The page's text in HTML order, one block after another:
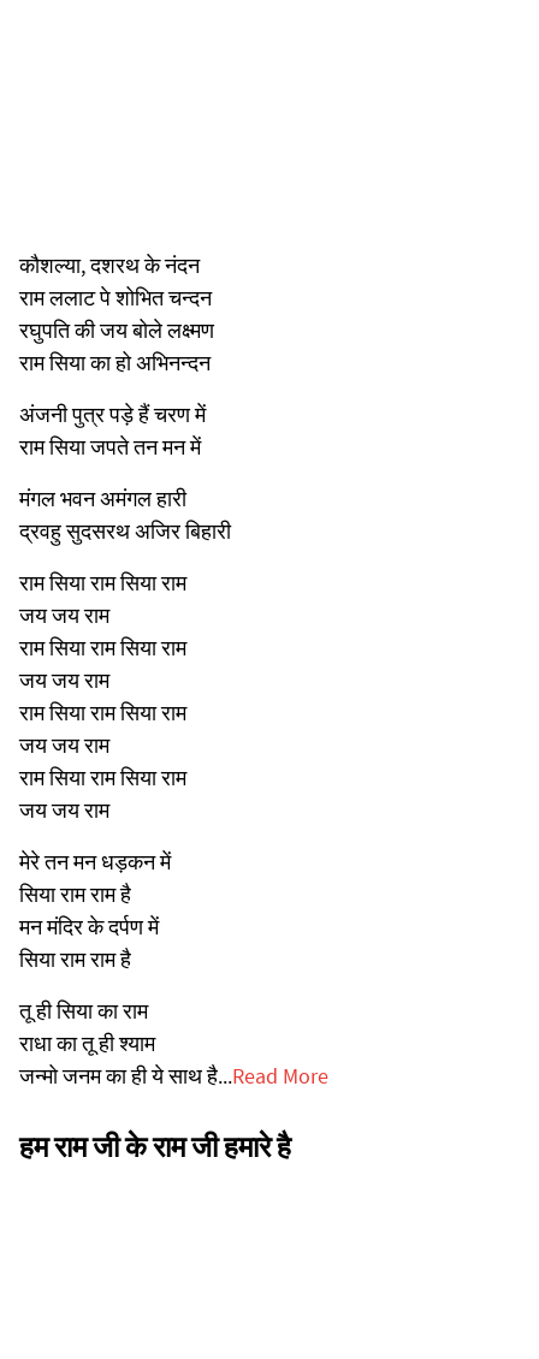
कौशल्या, दशरथ के नंदन
राम ललाट पे शोभित चन्दन
रघुपति की जय बोले लक्ष्मण
राम सिया का हो अभिनन्दन
अंजनी पुत्र पड़े हैं चरण में
राम सिया जपते तन मन में
मंगल भवन अमंगल हारी
द्रवहु सुदसरथ अजिर बिहारी
राम सिया राम सिया राम
जय जय राम
राम सिया राम सिया राम
जय जय राम
राम सिया राम सिया राम
जय जय राम
राम सिया राम सिया राम
जय जय राम
मेरे तन मन धड़कन में
सिया राम राम है
मन मंदिर के दर्पण में
सिया राम राम है
तू ही सिया का राम
राधा का तू ही श्याम
जन्मो जनम का ही ये साथ है...Read More
हम राम जी के राम जी हमारे है